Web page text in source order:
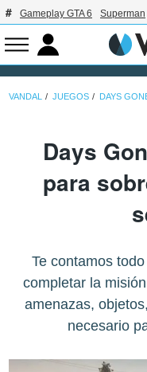
Gameplay GTA 6 Superman
VANDAL JUEGOS DAYS
Days
para
Te contamos
completar la
amenazas,
necesario